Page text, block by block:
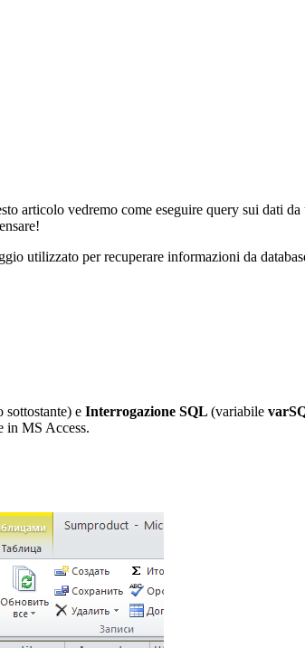
articolo vedremo come eseguire query sui dati
utilizzato per recuperare informazioni da
sottostante) e Interrogazione SQL (variabile
in MS Access.